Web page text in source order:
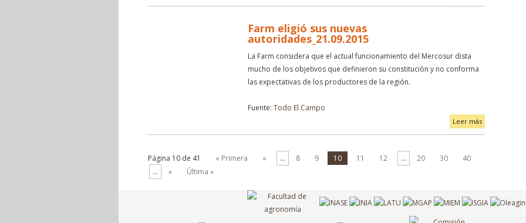
Farm eligió sus nuevas
autoridades_21.09.2015
La Farm considera que el actual funcionamiento del Mercosur dista
mucho de los objetivos que definieron su constitución y no conforma
las expectativas de los productores de la región.
Fuente: Todo El Campo
Leer más
Página 10 de 41 « Primera « ... 8 9 10 11 12 ... 20 30
40
...
» Última »